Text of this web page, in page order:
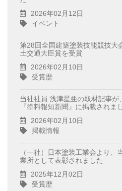
2026年02月12日
イベント
第28回全国建築塗装技能競技大
土交通大臣賞を受賞
2026年02月10日
受賞歴
当社社員 浅津星亜の取材記事
『塗料報知新聞』に掲載されま
2026年02月10日
掲載情報
（一社）日本塗装工業会より
業所として表彰されました
2025年12月02日
受賞歴